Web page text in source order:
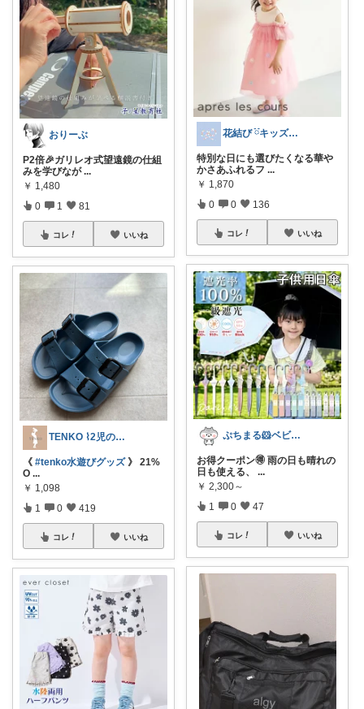
おりーぶ
P2倍🎉ガリレオ式望遠鏡の仕組
みを学びなが ...
￥ 1,480
0 1 81
コレ いいね
TENKO ⌇2児のママ＊暮らしを便利に
《 #tenko水遊びグッズ》 21%
O ...
￥ 1,098
1 0 419
コレ いいね
花結び ྀིキッズもの多め
特別な日にも選びたくなる華や
かさあふれるフ ...
￥ 1,870
0 0 136
コレ いいね
ぷちまる🐹ベビー子供服♡
お得クーポン🉐 雨の日も晴れの
日も使える、
...
￥ 2,300～
1 0 47
コレ いいね